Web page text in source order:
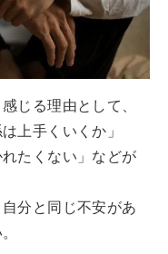
じる理由として、
上手くいくか」
たくない」などが
分と同じ不安があ